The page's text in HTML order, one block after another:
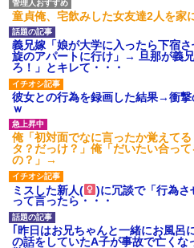
【愕然】白のクラウン俺氏、
高速道路左車線を制限速度で走
った結果wwwwwwwwwwww
百年の恋12-899 食べた量を
張り合ってくる
【悲報】佐藤輝明・・・２軍
でも盛大にやらかす←あまり悲
しませないでくれ
童貞俺、宅飲みした女友達2人を家
義兄嫁「娘が大学に入ったら下宿
旋のアパートに行け」→ 旦那が義
ろ！」とキレて・・・
彼女との行為を録画した結果→衝
ｗ
俺「初対面でなに言ったか覚えて
タ？だっけ？」俺「だいたい合っ
の？」→
ミスした新人(
)に冗談で「行為さ
って言ったら・・・
｢昨日はお兄ちゃんと一緒にお風呂
の話をしていたA子が事故で亡く